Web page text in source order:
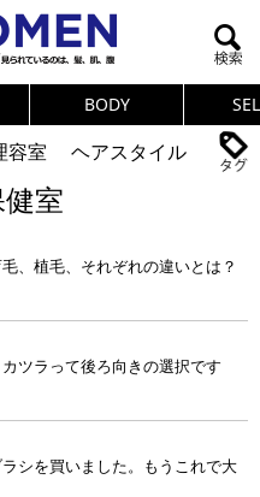
BODY
容室
ヘアスタイル
連載
筋肉
女の本音
結果
頭皮ケア
室
、植毛、それぞれの違いとは？
ツラって後ろ向きの選択です
シを買いました。もうこれで大